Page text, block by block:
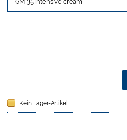
Kein Lager-Artikel